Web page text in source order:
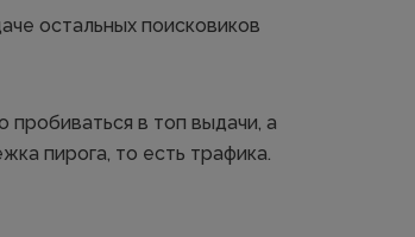
остальных поисковиков
в топ выдачи, а
пирога, то есть трафика.